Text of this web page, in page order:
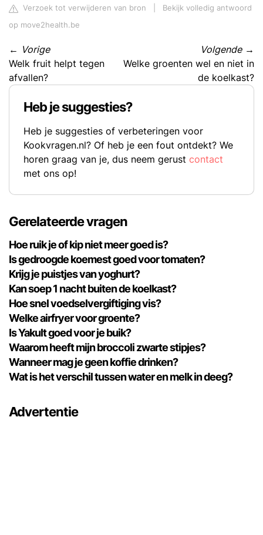
Verzoek tot verwijderen van bron
Bekijk volledig antwoord
op move2health.be
← Vorige
Welk fruit helpt tegen
afvallen?
Volgende→
Welke groenten wel en niet in
de koelkast?
Heb je suggesties?
Heb je suggesties of verbeteringen voor
Kookvragen.nl? Of heb je een fout ontdekt? We
horen graag van je, dus neem gerust contact
met ons op!
Gerelateerde vragen
Hoe ruik je of kip niet meer goed is?
Is gedroogde koemest goed voor tomaten?
Krijg je puistjes van yoghurt?
Kan soep 1 nacht buiten de koelkast?
Hoe snel voedselvergiftiging vis?
Welke airfryer voor groente?
Is Yakult goed voor je buik?
Waarom heeft mijn broccoli zwarte stipjes?
Wanneer mag je geen koffie drinken?
Wat is het verschil tussen water en melk in deeg?
Advertentie